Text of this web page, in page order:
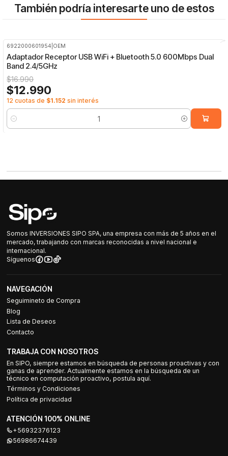
También podría interesarte uno de estos
6922000601954 OEM
Adaptador Receptor USB WiFi + Bluetooth 5.0 600Mbps Dual
Band 2.4/5GHz
$16.990
$12.990
12 cuotas de $1.152 sin interés
Cantidad
Somos INVERSIONES SIPO SPA, una empresa con más de 5 años en el
mercado, trabajando con marcas reconocidas a nivel nacional e
internacional.
Síguenos
NAVEGACIÓN
Seguimineto de Compra
Blog
Lista de Deseos
Contacto
TRABAJA CON NOSOTROS
En SIPO, siempre estamos en búsqueda de personas proactivas y con
ganas de aprender. Actualmente estamos en la búsqueda de un
técnico en computación proactivo, postula aquí.
Términos y Condiciones
Política de privacidad
ATENCIÓN 100% ONLINE
+56932376123
56986674439